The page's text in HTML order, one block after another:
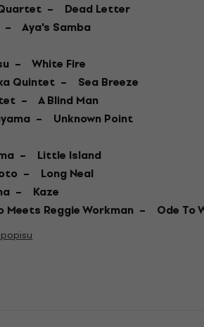
–
Dead Letter
– Aya's Samba
–
White Fire
Quintet –
Sea Breeze
–
A Blind Man
– Unknown Point
–
Little Island
–
Long Neal
–
Kaze
Meets Reggie Workman – Ode To